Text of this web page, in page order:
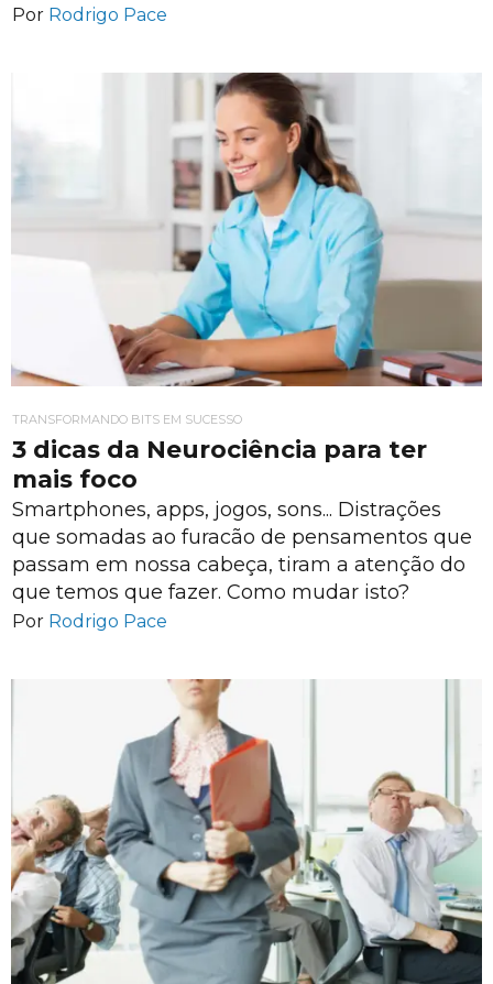
Por Rodrigo Pace
TRANSFORMANDO BITS EM SUCESSO
3 dicas da Neurociência para ter
mais foco
Smartphones, apps, jogos, sons... Distrações
que somadas ao furacão de pensamentos que
passam em nossa cabeça, tiram a atenção do
que temos que fazer. Como mudar isto?
Por Rodrigo Pace